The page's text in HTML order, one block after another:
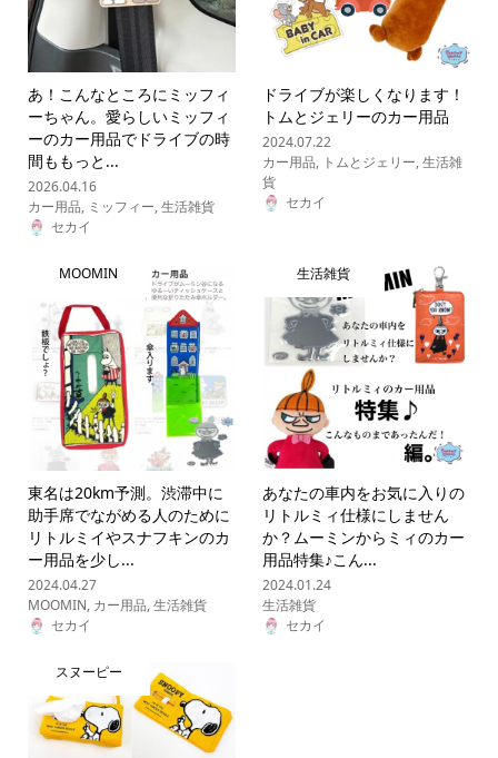
あ！こんなところにミッフィ
ーちゃん。愛らしいミッフィ
ーのカー用品でドライブの時
間ももっと...
2026.04.16
カー用品, ミッフィー,生活雑貨
セカイ
ドライブが楽しくなります！
トムとジェリーのカー用品
2024.07.22
カー用品, トムとジェリー,生活雑
貨
セカイ
MOOMIN
東名は20km予測。渋滞中に
助手席でながめる人のために
リトルミイやスナフキンのカ
ー用品を少し...
2024.04.27
MOOMIN, カー用品,生活雑貨
セカイ
生活雑貨
あなたの車内をお気に入りの
リトルミィ仕様にしません
か？ムーミンからミィのカー
用品特集♪こん...
2024.01.24
生活雑貨
セカイ
スヌーピー